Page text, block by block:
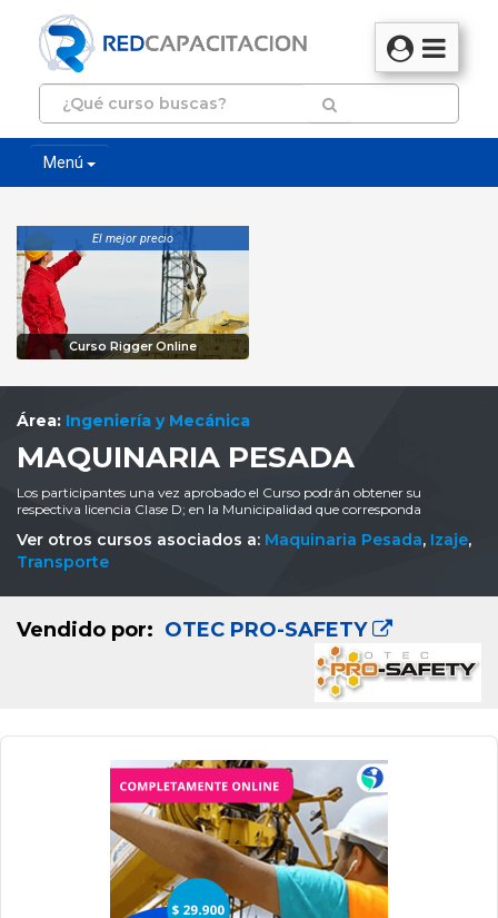
Menú
El mejor precio
Curso Rigger Online
Área: Ingeniería y Mecánica
MAQUINARIA PESADA
Los participantes una vez aprobado el Curso podrán obtener su
respectiva licencia Clase D; en la Municipalidad que corresponda
Ver otros cursos asociados a: Maquinaria Pesada, Izaje,
Transporte
Vendido por: OTEC PRO-SAFETY